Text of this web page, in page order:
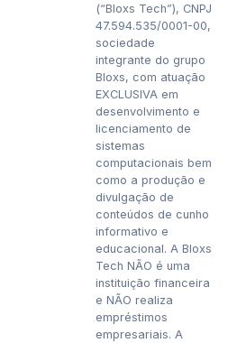
(“Bloxs Tech”), CNPJ
47.594.535/0001-00,
sociedade
integrante do grupo
Bloxs, com atuação
EXCLUSIVA em
desenvolvimento e
licenciamento de
sistemas
computacionais bem
como a produção e
divulgação de
conteúdos de cunho
informativo e
educacional. A Bloxs
Tech NÃO é uma
instituição financeira
e NÃO realiza
empréstimos
empresariais. A